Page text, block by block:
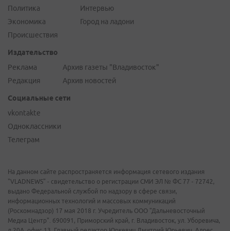
Политика
Экономика
Происшествия
Интервью
Город на ладони
Издательство
Реклама
Редакция
Архив газеты "Владивосток"
Архив новостей
Социальные сети
vkontakte
Одноклассники
Телеграм
На данном сайте распространяется информация сетевого издания
"VLADNEWS" - свидетельство о регистрации СМИ ЭЛ № ФС 77 - 72742,
выдано Федеральной службой по надзору в сфере связи,
информационных технологий и массовых коммуникаций
(Роскомнадзор) 17 мая 2018 г. Учредитель ООО "Дальневосточный
Медиа Центр". 690091, Приморский край, г. Владивосток, ул. Уборевича,